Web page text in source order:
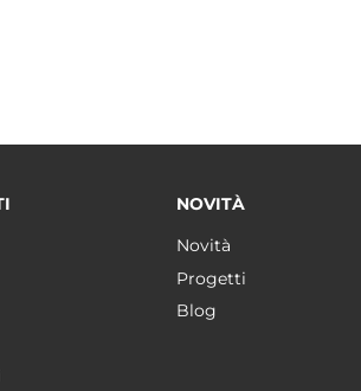
NOVITÀ
Novità
Progetti
Blog